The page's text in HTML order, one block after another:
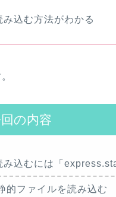
込む方法がわかる
の内容
込むには「
的ファイルを読み込む